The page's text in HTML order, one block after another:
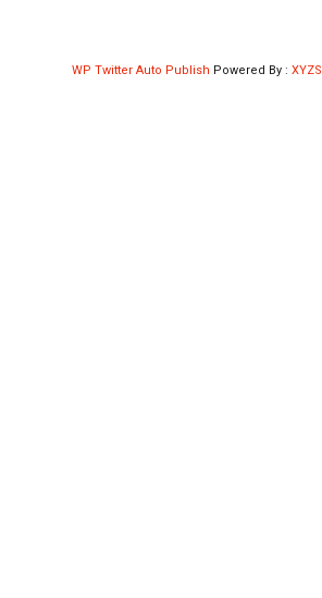
WP Twitter Auto Publish Powered By :